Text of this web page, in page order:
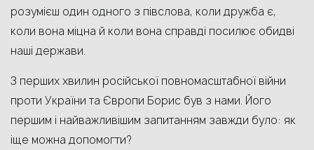
розумієш один одного з півслова, коли дружба є,
коли вона міцна й коли вона справді посилює обидві
наші держави.
З перших хвилин російської повномасштабної війни
проти України та Європи Борис був з нами. Його
першим і найважливішим запитанням завжди було: як
іще можна допомогти?